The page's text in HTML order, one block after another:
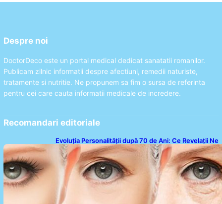
Despre noi
DoctorDeco este un portal medical dedicat sanatatii romanilor.
Publicam zilnic informatii despre afectiuni, remedii naturiste,
tratamente si nutritie. Ne propunem sa fim o sursa de referinta
pentru cei care cauta informatii medicale de incredere.
Recomandari editoriale
Evoluția Personalității după 70 de Ani: Ce Revelații Ne
Oferă Studiile Psihologice